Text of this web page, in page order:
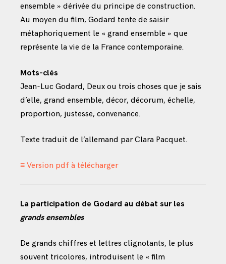
ensemble » dérivée du principe de construction.
Au moyen du film, Godard tente de saisir
métaphoriquement le « grand ensemble » que
représente la vie de la France contemporaine.
Mots-clés
Jean-Luc Godard, Deux ou trois choses que je sais
d’elle, grand ensemble, décor, décorum, échelle,
proportion, justesse, convenance.
Texte traduit de l’allemand par Clara Pacquet.
≡ Version pdf à télécharger
La participation de Godard au débat sur les
grands ensembles
De grands chiffres et lettres clignotants, le plus
souvent tricolores, introduisent le « film